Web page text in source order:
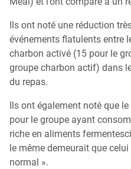
Ils ont noté une réduction
événements flatulents entre
charbon activé (15 pour le
groupe charbon actif) dans
du repas.
Ils ont également noté que
pour le groupe ayant
riche en aliments
le même demeurait que
normal ».